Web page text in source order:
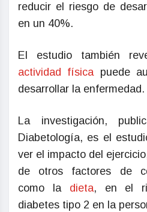
reducir el riesgo de
en un 40%.
El estudio también
actividad físicapuede
desarrollar la enfermedad.
La investigación,
Diabetología, es el
ver el impacto del
de otros factores de
como la dieta, en el
diabetes tipo 2 en la